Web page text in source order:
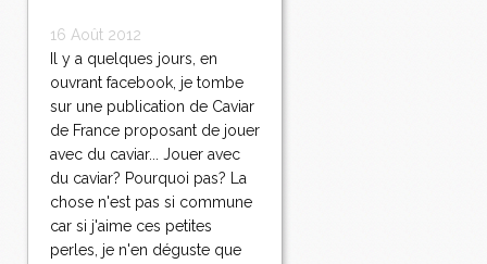
16 Août 2012
Il y a quelques jours, en
ouvrant facebook, je tombe
sur une publication de Caviar
de France proposant de jouer
avec du caviar... Jouer avec
du caviar? Pourquoi pas? La
chose n'est pas si commune
car si j'aime ces petites
perles, je n'en déguste que